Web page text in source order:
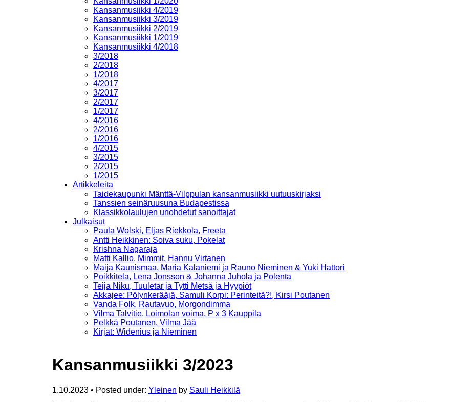
Kansanmusiikki 4/2019
Kansanmusiikki 3/2019
Kansanmusiikki 2/2019
Kansanmusiikki 1/2019
Kansanmusiikki 4/2018
3/2018
2/2018
1/2018
4/2017
3/2017
2/2017
1/2017
4/2016
2/2016
1/2016
4/2015
3/2015
2/2015
1/2015
Artikkeleita
Taidekaupunki Mänttä-Vilppulan kansanmusiikki uutuuskirjaksi
Tanssien seinäruusuna Budapestissa
Klassikkolaulujen unohdetut sanoittajat
Julkaisut
Paula Wolski, Eljas Riekkola, Freeta
Antti Heikkinen: Soiva suku, Pokelat
Krishna Nagaraja
Matti Kallio, Mimmit, Hannu Virtanen
Maija Kaunismaa, Maria Kalaniemi ja Rauno Nieminen & Yuki Hattori
Poikkitela, Lena Jonsson & Johanna Juhola ja Polenta
Teija Niku, Tuuletar ja Tytti Metsä ja Hyypiöt
Akkajee: Pölynkerääjä, Samuli Korpi: Perinteitä?!, Kirsi Poutanen
Vanda Folk, Rautavuo, Morgondimma
Vilma Talvitie, Loimolan voima, P x 3 Kauppila
Pelkkä Poutanen, Vilma Jää
Kirjat: Widenius ja Nieminen
Kansanmusiikki 3/2023
1.10.2023 • Posted under: Yleinen by Sauli Heikkilä